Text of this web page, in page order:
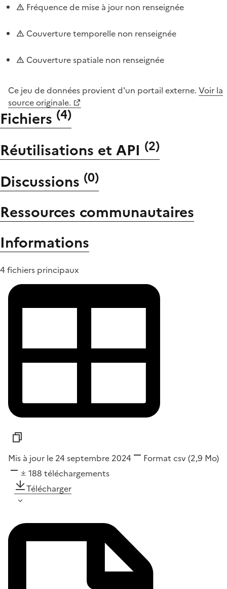
Fréquence de mise à jour non renseignée
Couverture temporelle non renseignée
Couverture spatiale non renseignée
Ce jeu de données provient d'un portail externe. Voir la
source originale.
Fichiers (4)
Réutilisations et API (2)
Discussions (0)
Ressources communautaires
Informations
4 fichiers principaux
Mis à jour le 24 septembre 2024 Format csv(2,9 Mo)
188 téléchargements
Télécharger